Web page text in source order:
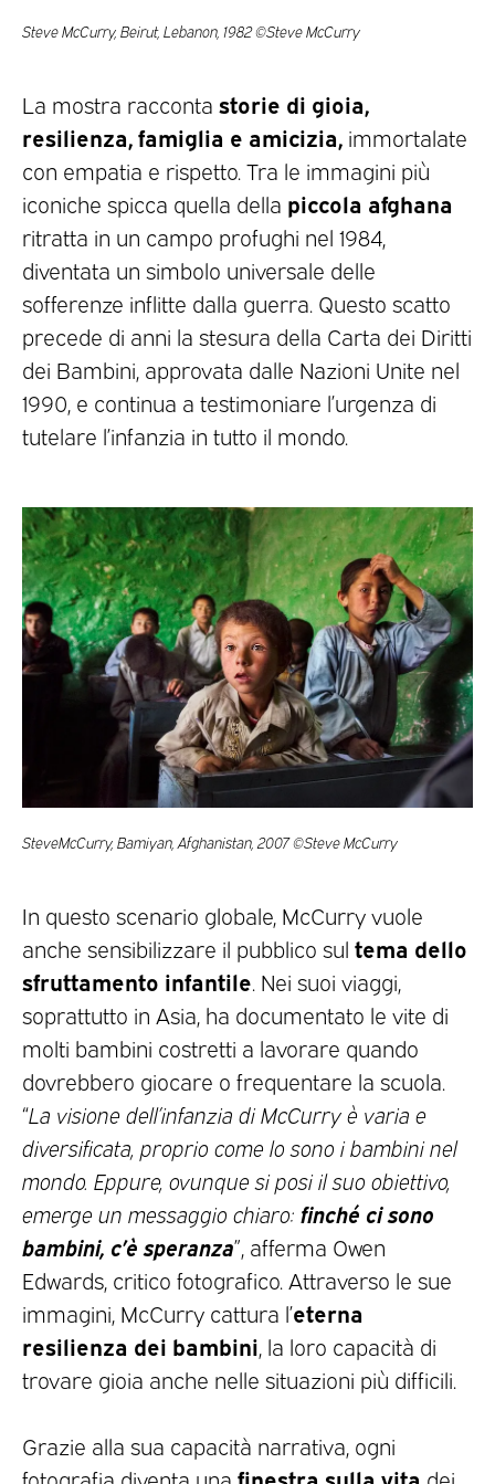
Steve McCurry, Beirut, Lebanon, 1982 ©Steve McCurry
La mostra racconta storie di gioia,
resilienza, famiglia e amicizia, immortalate
con empatia e rispetto. Tra le immagini più
iconiche spicca quella della piccola afghana
ritratta in un campo profughi nel 1984,
diventata un simbolo universale delle
sofferenze inflitte dalla guerra. Questo scatto
precede di anni la stesura della Carta dei Diritti
dei Bambini, approvata dalle Nazioni Unite nel
1990, e continua a testimoniare l’urgenza di
tutelare l’infanzia in tutto il mondo.
SteveMcCurry, Bamiyan, Afghanistan, 2007 ©Steve McCurry
In questo scenario globale, McCurry vuole
anche sensibilizzare il pubblico sul tema dello
sfruttamento infantile . Nei suoi viaggi,
soprattutto in Asia, ha documentato le vite di
molti bambini costretti a lavorare quando
dovrebbero giocare o frequentare la scuola.
“La visione dell’infanzia di McCurry è varia e
diversificata, proprio come lo sono i bambini nel
mondo. Eppure, ovunque si posi il suo obiettivo,
emerge un messaggio chiaro: finché ci sono
bambini, c’è speranza”, afferma Owen
Edwards, critico fotografico. Attraverso le sue
immagini, McCurry cattura l’eterna
resilienza dei bambini , la loro capacità di
trovare gioia anche nelle situazioni più difficili.
Grazie alla sua capacità narrativa, ogni
fotografia diventa una finestra sulla vita dei